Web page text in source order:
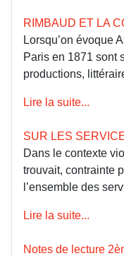
RIMBAUD ET LA
Lorsqu’on évoque
Paris en 1871 sont
productions,
Lire la suite...
SUR LES
Dans le contexte
trouvait, contrainte
l’ensemble des
Lire la suite...
Notes de lecture